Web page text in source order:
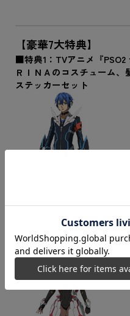
【豪華7大特典】
■特典1：TVアニメ『
ＲＩＮＡのコスチューム、
ステッカーセット